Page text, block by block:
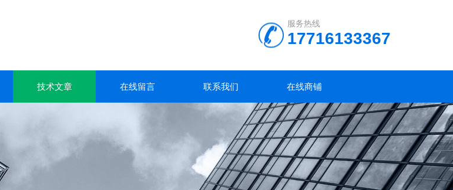
服务热线
17716133367
技术文章 在线留言 联系我们 在线商铺